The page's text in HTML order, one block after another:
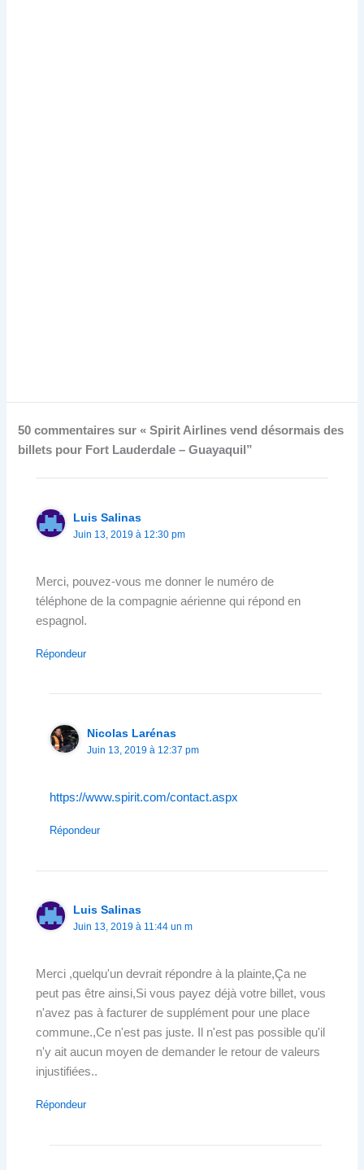
50 commentaires sur « Spirit Airlines vend désormais des
billets pour Fort Lauderdale – Guayaquil”
Luis Salinas
Juin 13, 2019 à 12:30 pm
Merci, pouvez-vous me donner le numéro de
téléphone de la compagnie aérienne qui répond en
espagnol.
Répondeur
Nicolas Larénas
Juin 13, 2019 à 12:37 pm
https://www.spirit.com/contact.aspx
Répondeur
Luis Salinas
Juin 13, 2019 à 11:44 un m
Merci ,quelqu'un devrait répondre à la plainte,Ça ne
peut pas être ainsi,Si vous payez déjà votre billet, vous
n'avez pas à facturer de supplément pour une place
commune.,Ce n'est pas juste. Il n'est pas possible qu'il
n'y ait aucun moyen de demander le retour de valeurs
injustifiées..
Répondeur